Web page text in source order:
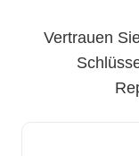
Vertrauen